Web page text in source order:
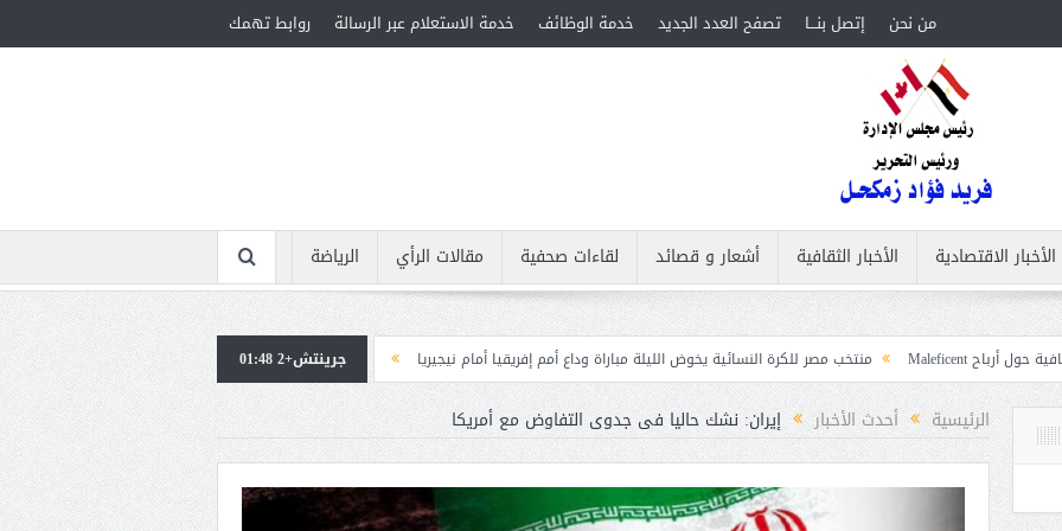
من نحن إتصل بنـــا تصفح العدد الجديد خدمة الوظائف خدمة الاستعلام عبر الرسالة روابط تهمك
الأخبار الاقتصادية الأخبار الثقافية أشعار و قصائد لقاءات صحفية مقالات الرأي
الرياضة
منتخب مصر للكرة النسائية يخوض الليلة مباراة وداع أمم إفريقيا أمام نيجيريا
استقبال جماهيرى حاشد لمحمد صلاح لدى وصوله إلى تركيا لإتمام انتقاله إلى
جرينتش+2 01:48
الرئيسية أحدث الأخبار إيران: نشك حاليا فى جدوى التفاوض مع أمريكا